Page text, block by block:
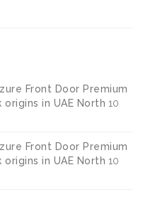
Front Door Premium
in UAE North 10
Front Door Premium
in UAE North 10